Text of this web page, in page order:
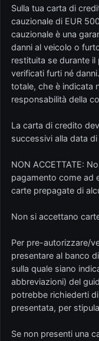
Sulla tua carta di
cauzionale di EUR
cauzionale è una
danni al veicolo o
restituita se durante
verificati furti né
totale, che è indicata
responsabilità della
La carta di credito
successivi alla data
NON ACCETTATE:
pagamento come ad
carte prepagate di
Non si accettano
Per pre-autorizzare/
presentare al banco
sulla quale siano
abbreviazioni) del
potrebbe richiederti
presentata, per
Se non presenti una